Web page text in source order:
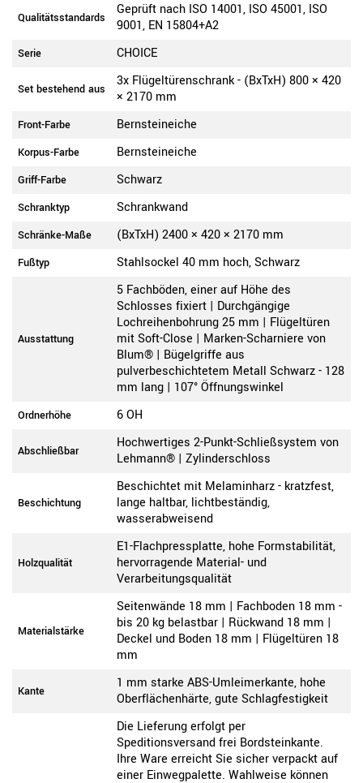
Qualitätsstandards
Geprüft nach ISO 14001, ISO 45001, ISO
9001, EN 15804+A2
Serie CHOICE
Set bestehend aus
3x Flügeltürenschrank - (BxTxH) 800 × 420
× 2170 mm
Front-Farbe Bernsteineiche
Korpus-Farbe Bernsteineiche
Griff-Farbe Schwarz
Schranktyp Schrankwand
Schränke-Maße (BxTxH) 2400 × 420 × 2170 mm
Fußtyp Stahlsockel 40 mm hoch, Schwarz
Ausstattung
5 Fachböden, einer auf Höhe des
Schlosses fixiert | Durchgängige
Lochreihenbohrung 25 mm | Flügeltüren
mit Soft-Close | Marken-Scharniere von
Blum® | Bügelgriffe aus
pulverbeschichtetem Metall Schwarz - 128
mm lang | 107° Öffnungswinkel
Ordnerhöhe 6 OH
Abschließbar
Hochwertiges 2-Punkt-Schließsystem von
Lehmann® | Zylinderschloss
Beschichtung
Beschichtet mit Melaminharz - kratzfest,
lange haltbar, lichtbeständig,
wasserabweisend
Holzqualität
E1-Flachpressplatte, hohe Formstabilität,
hervorragende Material- und
Verarbeitungsqualität
Materialstärke
Seitenwände 18 mm | Fachboden 18 mm -
bis 20 kg belastbar | Rückwand 18 mm |
Deckel und Boden 18 mm | Flügeltüren 18
mm
Kante
1 mm starke ABS-Umleimerkante, hohe
Oberflächenhärte, gute Schlagfestigkeit
Die Lieferung erfolgt per
Speditionsversand frei Bordsteinkante.
Ihre Ware erreicht Sie sicher verpackt auf
einer Einwegpalette. Wahlweise können